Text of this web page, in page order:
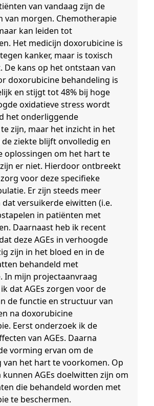
van vandaag zijn de
van morgen. Chemotherapie
kan leiden tot
Het medicijn doxorubicine is
kanker, maar is toxisch
De kans op het ontstaan van
doxorubicine behandeling is
en stijgt tot 48% bij hoge
oxidatieve stress wordt
het onderliggende
zijn, maar het inzicht in het
ziekte blijft onvolledig en
oplossingen om het hart te
er niet. Hierdoor ontbreekt
voor deze specifieke
Er zijn steeds meer
versuikerde eiwitten (i.e.
in patiënten met
Daarnaast heb ik recent
deze AGEs in verhoogde
zijn in het bloed en in de
behandeld met
In mijn projectaanvraag
dat AGEs zorgen voor de
de functie en structuur van
na doxorubicine
Eerst onderzoek ik de
van AGEs. Daarna
vorming ervan om de
van het hart te voorkomen. Op
AGEs doelwitten zijn om
die behandeld worden met
te beschermen.